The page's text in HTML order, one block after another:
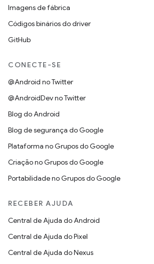
Imagens de fábrica
Códigos binários do driver
GitHub
CONECTE-SE
@Android no Twitter
@AndroidDev no Twitter
Blog do Android
Blog de segurança do Google
Plataforma no Grupos do Google
Criação no Grupos do Google
Portabilidade no Grupos do Google
RECEBER AJUDA
Central de Ajuda do Android
Central de Ajuda do Pixel
Central de Ajuda do Nexus